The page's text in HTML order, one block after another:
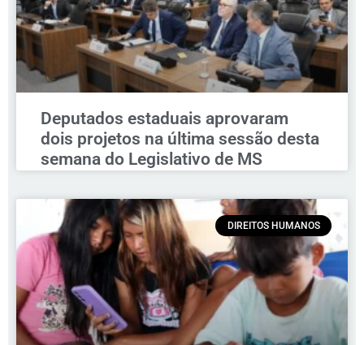
Deputados estaduais aprovaram
dois projetos na última sessão desta
semana do Legislativo de MS
DIREITOS HUMANOS